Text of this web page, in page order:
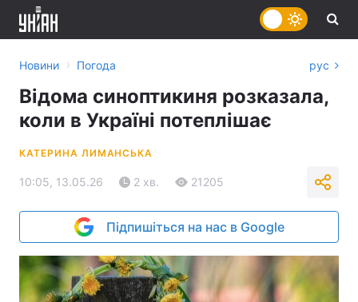
Новини › Погода рус
Відома синоптикиня розказала,
коли в Україні потеплішає
КАТЕРИНА ЛИМАНСЬКА
10:05, 13.05.26 2 хв. 21205
Підпишіться на нас в Google